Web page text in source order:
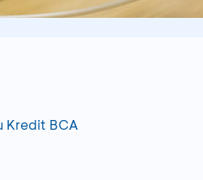
Kredit BCA